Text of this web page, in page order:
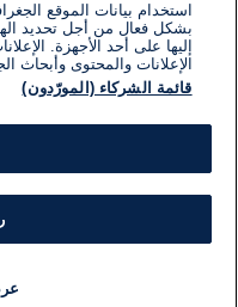
استخدام بيانات الموقع
بشكل فعال من أجل تحديد
إليها على أحد الأجهزة.
الإعلانات والمحتوى وأبحاث
قائمة الشركاء (المورّدون)